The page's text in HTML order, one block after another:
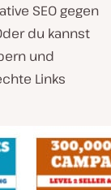
SEO gegen
du kannst
und
Links